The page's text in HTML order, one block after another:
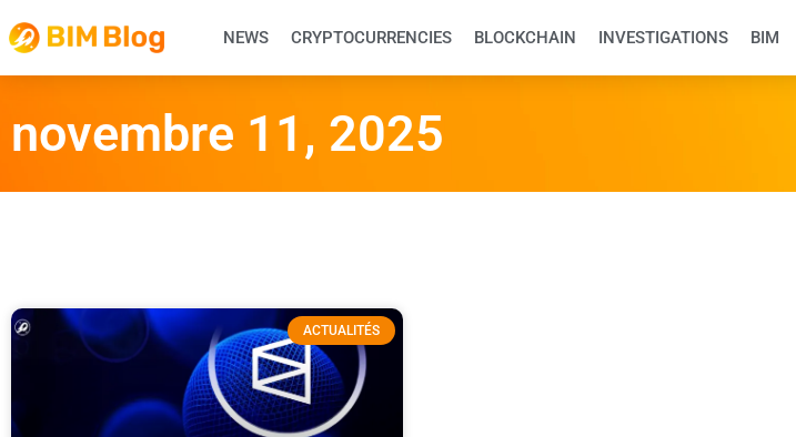
NEWS CRYPTOCURRENCIES BLOCKCHAIN INVESTIGATIONS BIM
novembre 11, 2025
ACTUALITÉS